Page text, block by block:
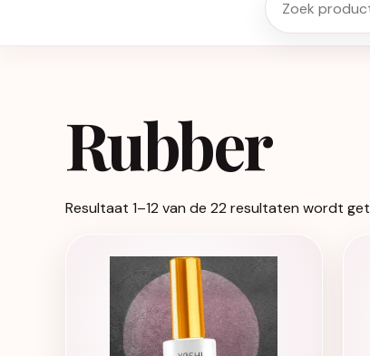
Rubber
Resultaat 1–12 van de 22 resultaten wordt